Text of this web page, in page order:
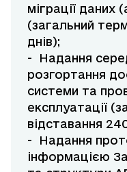
міграції даних
(загальний
днів);
- Надання
розгортання
системи та
експлуатації
відставання
- Надання
інформацією